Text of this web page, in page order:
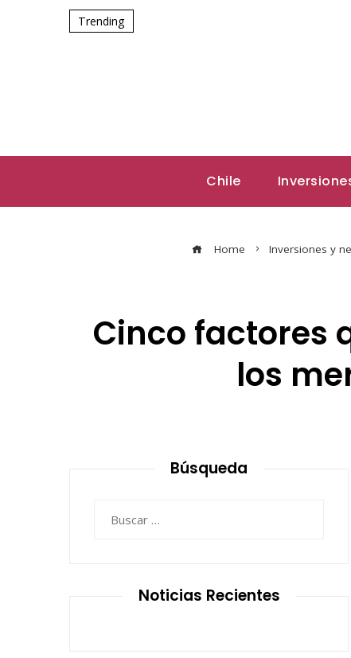
Trending
Chile
Home Inversiones y
Cinco factores
los
Búsqueda
Noticias Recientes